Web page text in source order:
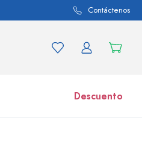
Contáctenos
Descuento